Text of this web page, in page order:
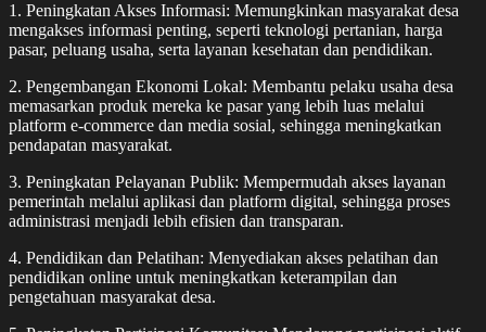
1. Peningkatan Akses Informasi: Memungkinkan masyarakat desa
mengakses informasi penting, seperti teknologi pertanian, harga
pasar, peluang usaha, serta layanan kesehatan dan pendidikan.
2. Pengembangan Ekonomi Lokal: Membantu pelaku usaha desa
memasarkan produk mereka ke pasar yang lebih luas melalui
platform e-commerce dan media sosial, sehingga meningkatkan
pendapatan masyarakat.
3. Peningkatan Pelayanan Publik: Mempermudah akses layanan
pemerintah melalui aplikasi dan platform digital, sehingga proses
administrasi menjadi lebih efisien dan transparan.
4. Pendidikan dan Pelatihan: Menyediakan akses pelatihan dan
pendidikan online untuk meningkatkan keterampilan dan
pengetahuan masyarakat desa.